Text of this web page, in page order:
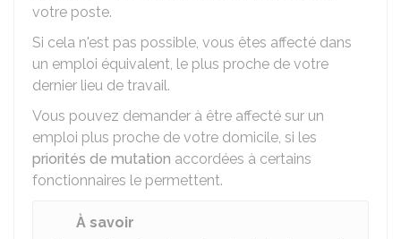
votre poste.
Si cela n'est pas possible, vous êtes affecté dans
un emploi équivalent, le plus proche de votre
dernier lieu de travail.
Vous pouvez demander à être affecté sur un
emploi plus proche de votre domicile, si les
priorités de mutation accordées à certains
fonctionnaires le permettent.
À savoir